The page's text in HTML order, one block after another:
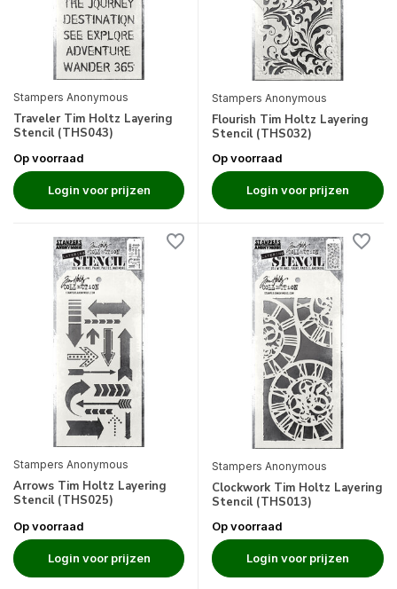
Stampers Anonymous
Traveler Tim Holtz Layering
Stencil (THS043)
Op voorraad
Login voor prijzen
Stampers Anonymous
Flourish Tim Holtz Layering
Stencil (THS032)
Op voorraad
Login voor prijzen
Stampers Anonymous
Arrows Tim Holtz Layering
Stencil (THS025)
Op voorraad
Login voor prijzen
Stampers Anonymous
Clockwork Tim Holtz Layering
Stencil (THS013)
Op voorraad
Login voor prijzen